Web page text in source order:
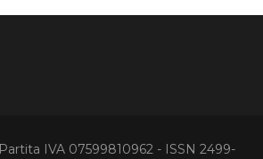
IVA 07599810962 - ISSN 2499-